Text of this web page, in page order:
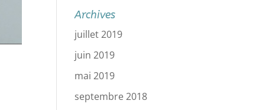
Archives
juillet 2019
juin 2019
mai 2019
septembre 2018